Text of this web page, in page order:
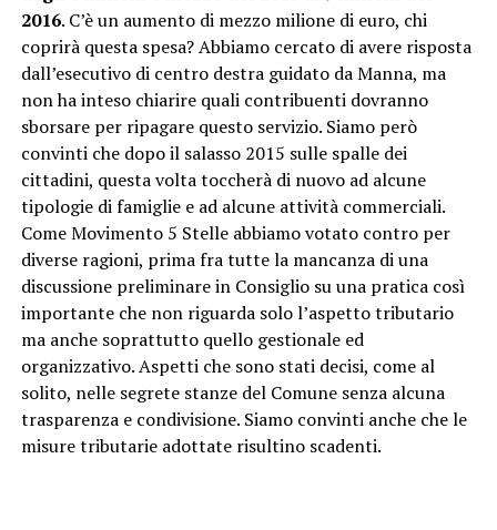
2016. C’è un aumento di mezzo milione di euro, chi
coprirà questa spesa? Abbiamo cercato di avere risposta
dall’esecutivo di centro destra guidato da Manna, ma
non ha inteso chiarire quali contribuenti dovranno
sborsare per ripagare questo servizio. Siamo però
convinti che dopo il salasso 2015 sulle spalle dei
cittadini, questa volta toccherà di nuovo ad alcune
tipologie di famiglie e ad alcune attività commerciali.
Come Movimento 5 Stelle abbiamo votato contro per
diverse ragioni, prima fra tutte la mancanza di una
discussione preliminare in Consiglio su una pratica così
importante che non riguarda solo l’aspetto tributario
ma anche soprattutto quello gestionale ed
organizzativo. Aspetti che sono stati decisi, come al
solito, nelle segrete stanze del Comune senza alcuna
trasparenza e condivisione. Siamo convinti anche che le
misure tributarie adottate risultino scadenti.